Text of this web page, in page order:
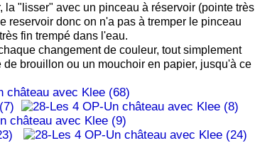
"lisser" avec un pinceau à réservoir (pointe très
reservoir donc on n'a pas à tremper le pinceau
fin trempé dans l'eau.
changement de couleur, tout simplement
brouillon ou un mouchoir en papier, jusqu'à ce